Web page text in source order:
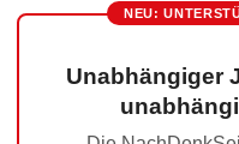
NEU:
Unabhängiger